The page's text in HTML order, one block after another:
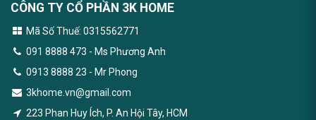
CÔNG TY CỔ PHẦN 3K HOME
Mã Số Thuế: 0315562771
091 8888 473 - Ms Phương Anh
0913 8888 23 - Mr Phong
3khome.vn@gmail.com
223 Phan Huy Ích, P. An Hội Tây, HCM